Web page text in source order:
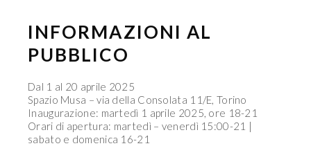
INFORMAZIONI AL
PUBBLICO
Dal 1 al 20 aprile 2025
Spazio Musa – via della Consolata 11/E, Torino
Inaugurazione: martedì 1 aprile 2025, ore 18-21
Orari di apertura: martedì – venerdì 15:00-21 |
sabato e domenica 16-21